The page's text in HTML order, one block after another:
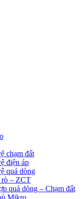
chạm đất
điện áp
quá dòng
rò – ZCT
quá dòng – Chạm đất
Mikro